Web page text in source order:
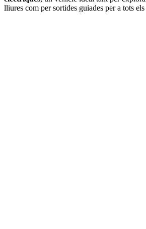
lliures com per sortides guiades per a tots